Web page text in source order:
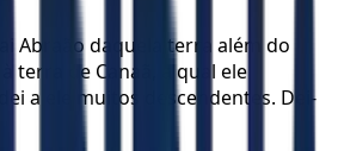
Abraão daquela terra além do
terra de Canaã, a qual ele
a ele muitos descendentes. Dei-